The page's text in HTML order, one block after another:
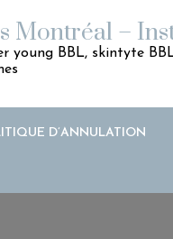
Montréal –
young BBL, skintyte
D’ANNULATION